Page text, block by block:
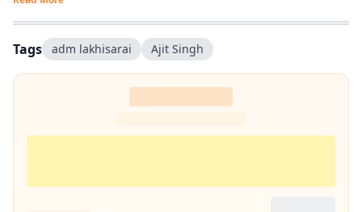
Tags adm lakhisarai Ajit Singh